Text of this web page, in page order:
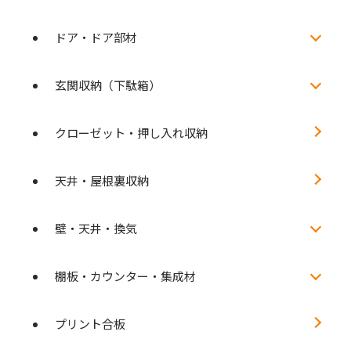
ドア・ドア部材
玄関収納（下駄箱）
クローゼット・押し入れ収納
天井・屋根裏収納
壁・天井・換気
棚板・カウンター・集成材
プリント合板